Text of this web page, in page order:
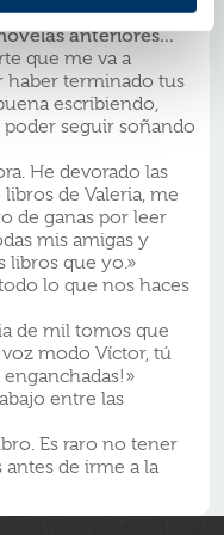
anteriores...
que me va a
haber terminado tus
escribiendo,
seguir soñando
He devorado las
de Valeria, me
de ganas por leer
mis amigas y
libros que yo.»
lo que nos haces
de mil tomos que
modo Víctor, tú
enganchadas!»
entre las
Es raro no tener
de irme a la